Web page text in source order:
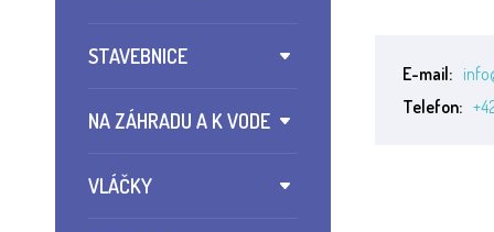
STAVEBNICE
NA ZÁHRADU A K VODE
VLÁČKY
E-mail:
Telefon: